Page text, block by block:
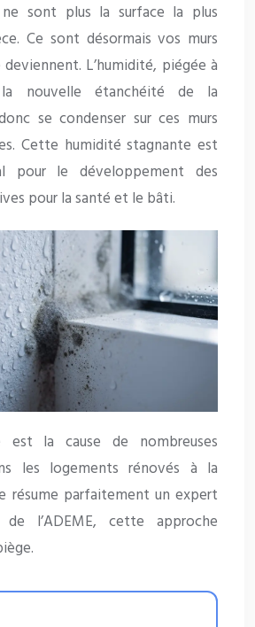
sont plus la surface la plus
Ce sont désormais vos murs
L’humidité, piégée à
la nouvelle étanchéité de la
se condenser sur ces murs
Cette humidité stagnante est
pour le développement des
pour la santé et le bâti.
est la cause de nombreuses
les logements rénovés à la
résume parfaitement un expert
l’ADEME, cette approche